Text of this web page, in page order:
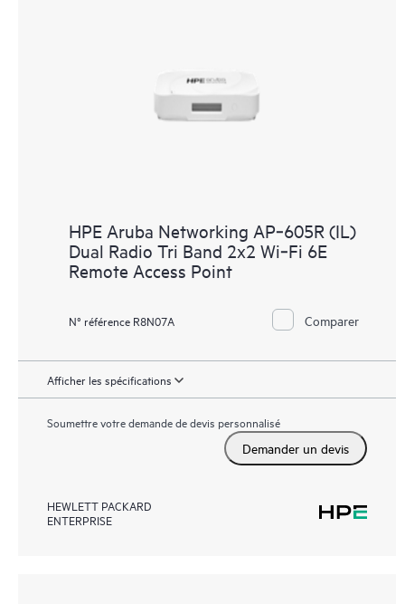
HPE Aruba Networking AP‑605R (IL)
Dual Radio Tri Band 2x2 Wi‑Fi 6E
Remote Access Point
N° référence R8N07A Comparer
Afficher les spécifications
Soumettre votre demande de devis personnalisé
Demander un devis
HEWLETT PACKARD
ENTERPRISE